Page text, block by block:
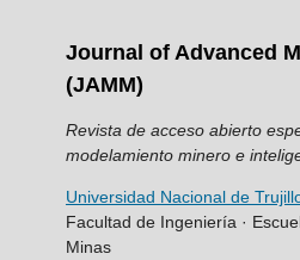
Journal of Advanced
(JAMM)
Revista de acceso abierto
modelamiento minero e
Universidad Nacional de
Facultad de Ingeniería ·
Minas